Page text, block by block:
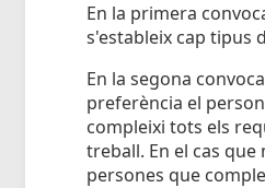
En la primera
s'estableix cap tipus
En la segona
preferència el
compleixi tots els
treball. En el cas
persones que